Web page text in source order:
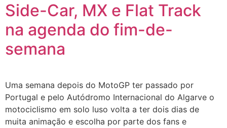
Side-Car, MX e Flat Track
na agenda do fim-de-
semana
Uma semana depois do MotoGP ter passado por
Portugal e pelo Autódromo Internacional do Algarve o
motociclismo em solo luso volta a ter dois dias de
muita animação e escolha por parte dos fans e